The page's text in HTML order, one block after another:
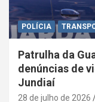
POLÍCIA
Patrulha da
denúncias de
Jundiaí
28 de julho de 2026